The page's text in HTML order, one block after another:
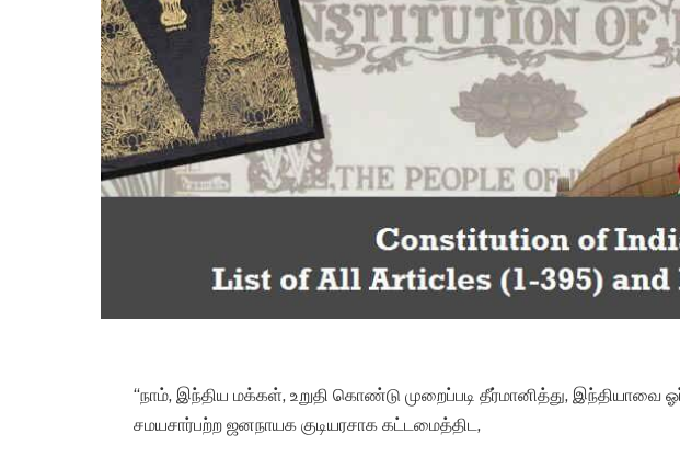
“நாம், இந்திய மக்கள், உறுதி கொண்டு முறைப்படி தீர்மானித்து,
சமயசார்பற்ற ஜனநாயக குடியரசாக கட்டமைத்திட,